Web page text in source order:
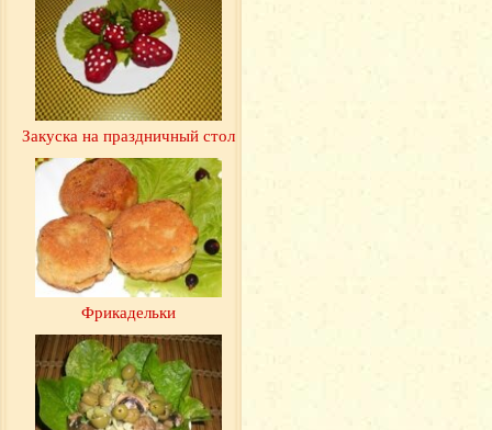
Закуска на праздничный стол
Фрикадельки